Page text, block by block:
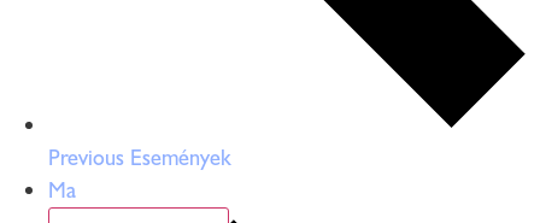
Previous Események
Ma